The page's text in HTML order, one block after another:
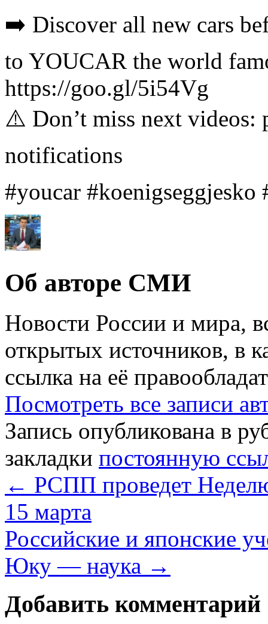
➡️ Discover all new cars
to YOUCAR the world
https://goo.gl/5i54Vg
⚠️ Don’t miss next videos:
notifications
#youcar #koenigseggjesko
Об авторе СМИ
Новости России и мира,
открытых источников, в
ссылка на её
Посмотреть все записи
Запись опубликована в
закладки постоянную
← РСПП проведет
15 марта
Российские и японские
Юку — наука →
Добавить комментарий